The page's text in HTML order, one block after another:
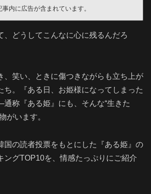
事内に広告が含まれています。
、どうしてこんなに心に残るんだろ
、笑い、ときに傷つきながらも立ち上が
ち。『ある日、お姫様になってしまった
称『ある姫』にも、そんな“生きた
がいます。
国の読者投票をもとにした『ある姫』の
ングTOP10を、情感たっぷりにご紹介